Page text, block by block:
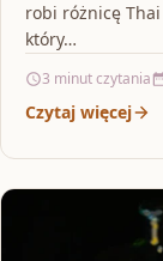
robi różnicę
który…
3 minut czytania
Czytaj więcej